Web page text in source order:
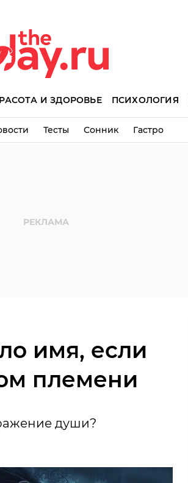
И ЗДОРОВЬЕ ПСИХОЛОГИЯ
Тесты Сонник Гастро
имя, если
племени
души?